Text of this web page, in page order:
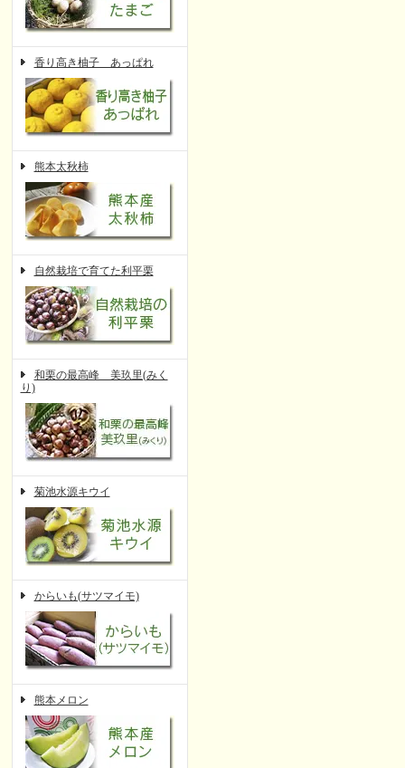
香り高き柚子 あっぱれ
熊本太秋柿
自然栽培で育てた利平栗
和栗の最高峰 美玖里(みく
り)
菊池水源キウイ
からいも(サツマイモ)
熊本メロン